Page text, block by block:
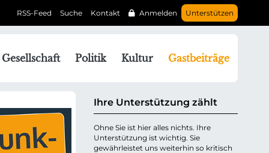
Unterstützen
Anmelden
Kontakt
Suche
RSS-Feed
Gesellschaft Politik Kultur Gastbeiträge
Ihre Unterstützung zählt
Ohne Sie ist hier alles nichts. Ihre
Unterstützung ist wichtig. Sie
gewährleistet uns weiterhin so kritisch